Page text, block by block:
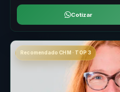
Cotizar
Recomendado CHM · TOP 3